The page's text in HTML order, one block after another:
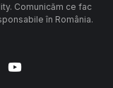
Comunicăm ce fac
în România.